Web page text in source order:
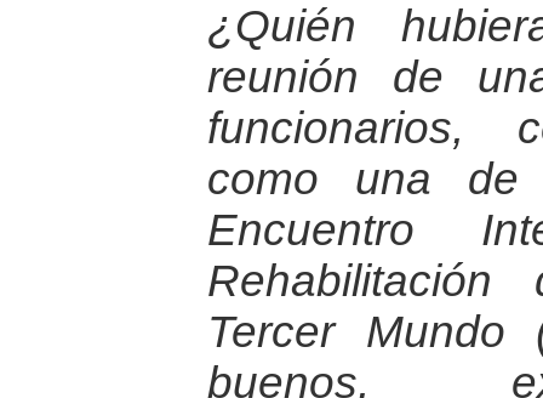
¿Quién
reunión de
funcionarios,
como una de
Encuentro
Tercer
buenos,